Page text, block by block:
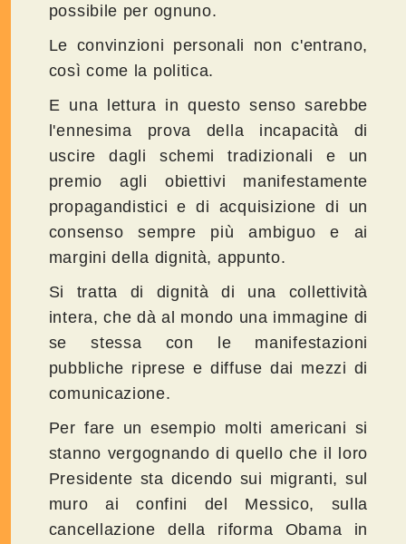
possibile per ognuno.
Le convinzioni personali non c'entrano,
così come la politica.
E una lettura in questo senso sarebbe
l'ennesima prova della incapacità di
uscire dagli schemi tradizionali e un
premio agli obiettivi manifestamente
propagandistici e di acquisizione di un
consenso sempre più ambiguo e ai
margini della dignità, appunto.
Si tratta di dignità di una collettività
intera, che dà al mondo una immagine di
se stessa con le manifestazioni
pubbliche riprese e diffuse dai mezzi di
comunicazione.
Per fare un esempio molti americani si
stanno vergognando di quello che il loro
Presidente sta dicendo sui migranti, sul
muro ai confini del Messico, sulla
cancellazione della riforma Obama in